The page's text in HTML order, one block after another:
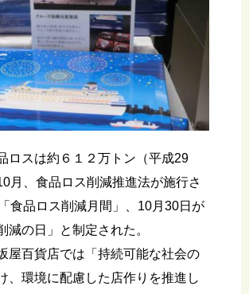
ロスは約６１２万トン（平成29
月、食品ロス削減推進法が施行さ
食品ロス削減月間」、10月30日が
減の日」と制定された。
屋百貨店では「持続可能な社会の
、環境に配慮した店作りを推進し